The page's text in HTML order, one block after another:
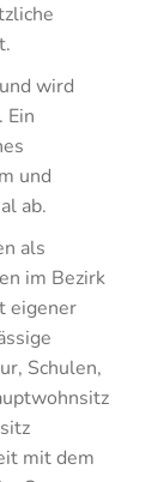
wird
Ein
und
ab.
als
im Bezirk
eigener
Schulen,
mit dem